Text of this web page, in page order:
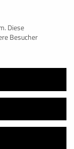
Diese
Besucher